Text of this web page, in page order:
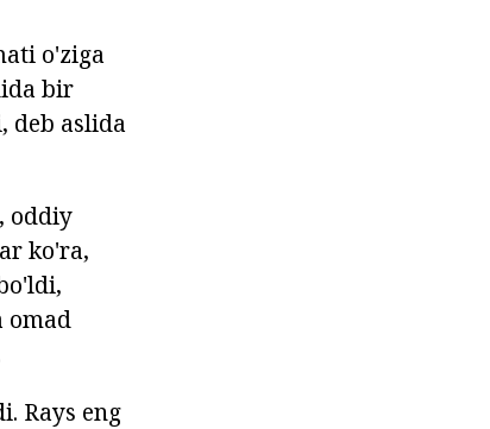
o'ziga
bir
deb aslida
oddiy
ko'ra,
omad
Rays eng